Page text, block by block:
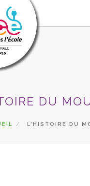
DU
L'HISTOIRE DU